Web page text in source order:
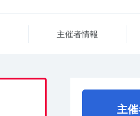
主催者情報
主